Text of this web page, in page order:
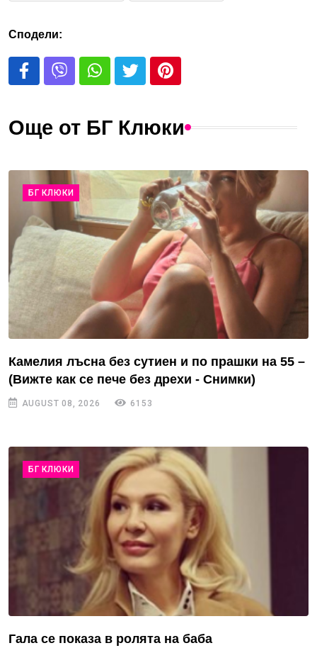
Сподели:
Още от БГ Клюки
БГ КЛЮКИ
Камелия лъсна без сутиен и по прашки на 55 –
(Вижте как се пече без дрехи - Снимки)
AUGUST 08, 2026 6153
БГ КЛЮКИ
Гала се показа в ролята на баба